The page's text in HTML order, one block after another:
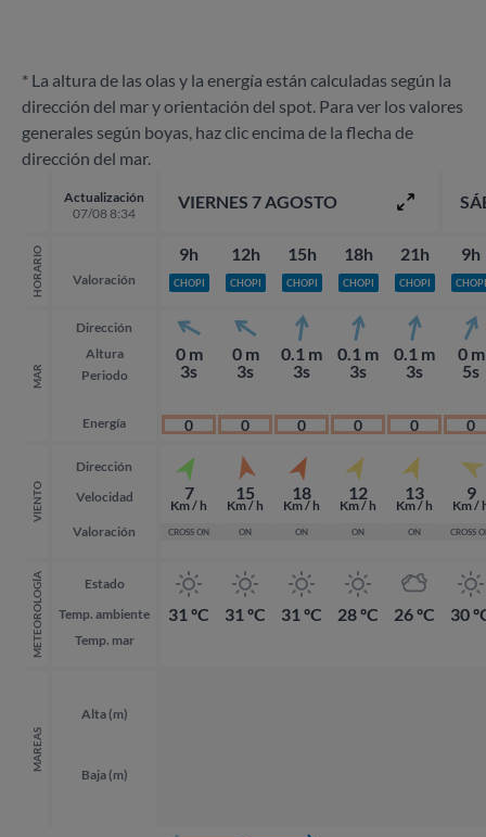
* La altura de las olas y la energía están calculadas según la
dirección del mar y orientación del spot. Para ver los valores
generales según boyas, haz clic encima de la flecha de
dirección del mar.
Actualización
07/08 8:34
HORARIO Valoración
MAR
Dirección
Altura
Periodo
Energía
VIENTO
Dirección
Velocidad
Valoración
METEOROLOGÍA
Estado
Temp. ambiente
Temp. mar
MAREAS
Alta (m)
Baja (m)
VIERNES 7 AGOSTO
9h
CHOPI
0 m
3s
0
7
Km / h
CROSS ON
31 ºC
12h
CHOPI
0 m
3s
0
15
Km / h
ON
31 ºC
15h
CHOPI
0.1 m
3s
0
18
Km / h
ON
31 ºC
18h
CHOPI
0.1 m
3s
0
12
Km / h
ON
28 ºC
21h
CHOPI
0.1 m
3s
0
13
Km / h
ON
26 ºC
9h
CHOPI
0 m
5s
0
9
Km /
CROSS
30